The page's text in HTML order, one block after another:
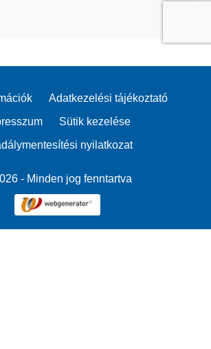
- Minden jog fenntartva
Adatkezelési tájékoztató
Sütik kezelése
nyilatkozat